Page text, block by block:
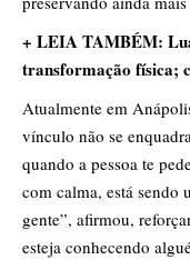
+ LEIA TAMBÉM:
transformação física;
Atualmente em
vínculo não se
quando a pessoa te
com calma, está sendo
gente”, afirmou,
esteja conhecendo